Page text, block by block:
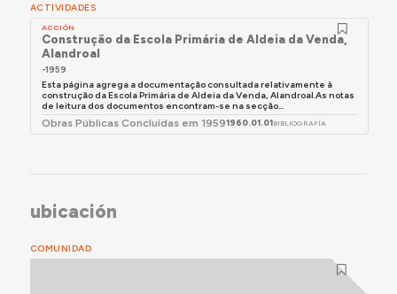
ACTIVIDADES
ACCIÓN
Construção da Escola Primária de Aldeia da Venda,
Alandroal
-1959
Esta página agrega a documentação consultada relativamente à
construção da Escola Primária de Aldeia da Venda, Alandroal.As notas
de leitura dos documentos encontram-se na secção...
Obras Públicas Concluídas em 19591960.01.01BIBLIOGRAFÍA
ubicación
COMUNIDAD